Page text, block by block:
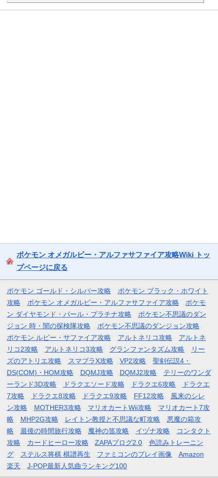
ポケモン オメガルビー・アルファサファイア攻略Wiki トッ
プページに戻る
ポケモン ゴールド・シルバー攻略
ポケモン ブラック・ホワイト
攻略
ポケモン オメガルビー・アルファサファイア攻略
ポケモ
ン ダイヤモンド・パール・プラチナ攻略
ポケモン不思議のダン
ジョン 時・闇の探検隊攻略
ポケモン不思議のダンジョン攻略
ポケモン ルビー・サファイア攻略
アルトネリコ攻略
アルトネ
リコ2攻略
アルトネリコ3攻略 グランファンタズム攻略
リー
ズのアトリエ攻略
スマブラX攻略 VP2攻略
聖剣伝説4・
DS(COM)・HOM攻略
DQMJ攻略 DQMJ2攻略
テリーのワンダ
ーランド3D攻略
ドラクエソード攻略 ドラクエ6攻略
ドラクエ
7攻略
ドラクエ8攻略 ドラクエ9攻略 FF12攻略
風来のシレ
ン攻略
MOTHER3攻略 マリオカートWii攻略
マリオカート7攻
略
MHP2G攻略 レイトン教授と不思議な町攻略
悪魔の箱攻
略
最後の時間旅行攻略 魔神の笛攻略 イヅナ攻略
コンタクト
攻略
カードヒーロー攻略 ZAPAブログ2.0
色読みトレーニン
グ
ステルス将棋 棋譜再生 ファミコンのプレイ画像
Amazon
楽天
J-POP最新人気曲ランキング100